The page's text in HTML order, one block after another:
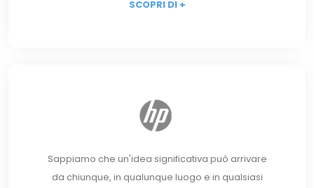
SCOPRI DI +
Sappiamo che un'idea significativa può arrivare
da chiunque, in qualunque luogo e in qualsiasi